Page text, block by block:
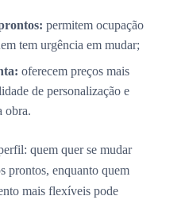
permitem ocupação
tem urgência em mudar;
oferecem preços mais
de personalização e
obra.
quem quer se mudar
prontos, enquanto quem
mais flexíveis pode